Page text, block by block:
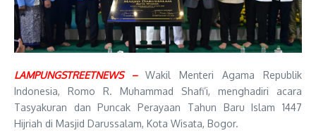
LAMPUNGSTREETNEWS –
Wakil Menteri Agama Republik
Indonesia, Romo R. Muhammad Shafi’i, menghadiri acara
Tasyakuran dan Puncak Perayaan Tahun Baru Islam 1447
Hijriah di Masjid Darussalam, Kota Wisata, Bogor.